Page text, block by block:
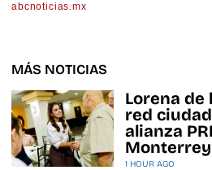
MÁS NOTICIAS
Lorena de
red
alianza
Monterrey
1 HOUR AGO